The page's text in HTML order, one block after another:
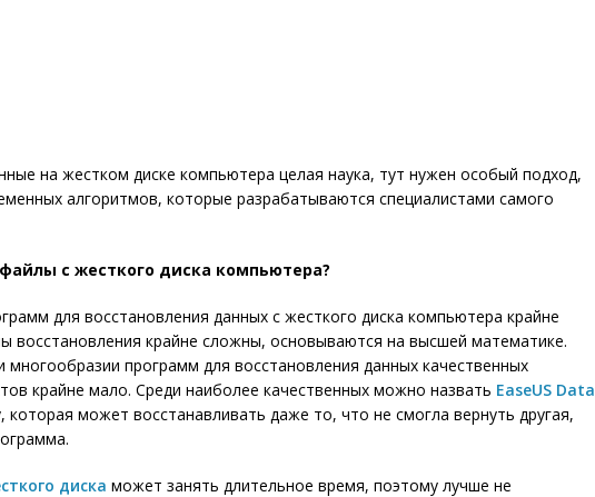
на жестком диске компьютера целая наука, тут нужен особый подход,
алгоритмов, которые разрабатываются специалистами самого
с жесткого диска компьютера?
для восстановления данных с жесткого диска компьютера крайне
восстановления крайне сложны, основываются на высшей математике.
многообразии программ для восстановления данных качественных
крайне мало. Среди наиболее качественных можно назвать EaseUS Data
которая может восстанавливать даже то, что не смогла вернуть другая,
диска может занять длительное время, поэтому лучше не